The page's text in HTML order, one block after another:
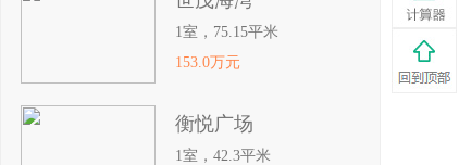
1室，75.15平米
153.0万元
衡悦广场
1室，42.3平米